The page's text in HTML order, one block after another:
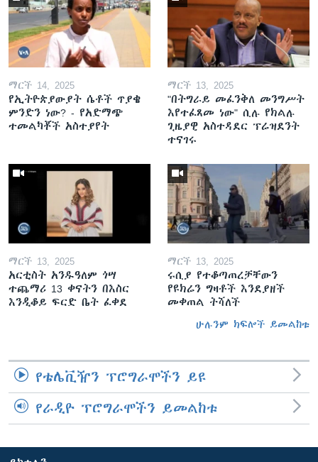
ማርች 14, 2025
የኢትዮጵያውያት ሴቶች ጥያቄ
ምንድን ነው? - የአድማጭ
ተመልካቾች አስተያየት
ማርች 13, 2025
"በትግራይ መፈንቅለ መንግሥት
እየተፈጸመ ነው" ሲሉ የክልሉ
ጊዜያዊ አስተዳደር ፕሬዝደንት
ተናገሩ
ማርች 13, 2025
አርቲስት አንዱዓለም ጎሣ
ተጨማሪ 13 ቀናትን በእስር
እንዲቆይ ፍርድ ቤት ፈቀደ
ማርች 13, 2025
ሩሲያ የተቆጣጠረቻቸውን
የዩክሬን ግዛቶች እንደያዘች
መቀጠል ትሻለች
ሁሉንም ክፍሎች ይመልከቱ
የቴሌቪዥን ፕሮግራሞችን ይዩ
የራዲዮ ፕሮግራሞችን ይመልከቱ